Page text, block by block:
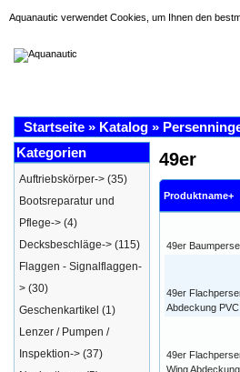
Aquanautic verwendet Cookies, um Ihnen den
Startseite » Katalog »
49er
Produktname+
49er
49er
Abdeckung PVC
49er
Wing
Kategorien
Auftriebskörper-> (35)
Bootsreparatur und
Pflege-> (4)
Decksbeschläge-> (115)
Flaggen - Signalflaggen-
> (30)
Geschenkartikel (1)
Lenzer / Pumpen /
Inspektion-> (37)